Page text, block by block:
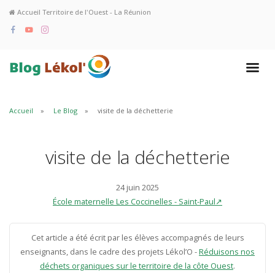
Accueil Territoire de l'Ouest - La Réunion
Accueil Le Blog visite de la déchetterie
visite de la déchetterie
24 juin 2025
École maternelle Les Coccinelles - Saint-Paul↗
Cet article a été écrit par les élèves accompagnés de leurs
enseignants, dans le cadre des projets Lékol’O -Réduisons nos
déchets organiques sur le territoire de la côte Ouest.